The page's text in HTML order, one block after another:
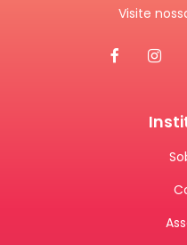
Visite